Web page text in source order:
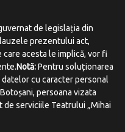
de legislația din
prezentului act,
acesta le implică, vor fi
Notă:Pentru soluționarea
cu caracter personal
persoana vizata
de serviciile Teatrului „Mihai